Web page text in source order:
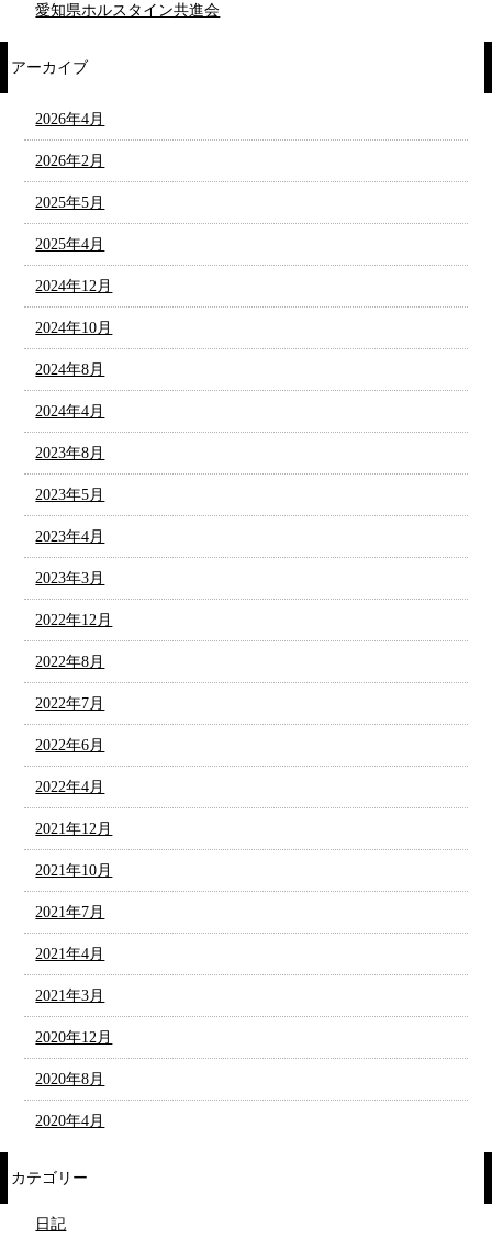
愛知県ホルスタイン共進会
アーカイブ
2026年4月
2026年2月
2025年5月
2025年4月
2024年12月
2024年10月
2024年8月
2024年4月
2023年8月
2023年5月
2023年4月
2023年3月
2022年12月
2022年8月
2022年7月
2022年6月
2022年4月
2021年12月
2021年10月
2021年7月
2021年4月
2021年3月
2020年12月
2020年8月
2020年4月
カテゴリー
日記